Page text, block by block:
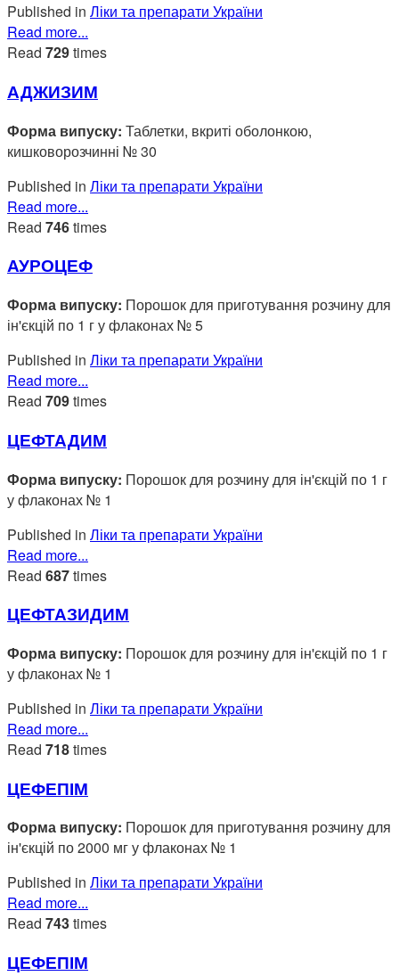
Published in Ліки та препарати України
Read more...
Read 729times
АДЖИЗИМ
Форма випуску: Таблетки, вкриті оболонкою,
кишковорозчинні № 30
Published in Ліки та препарати України
Read more...
Read 746times
АУРОЦЕФ
Форма випуску: Порошок для приготування розчину для
ін'єкцій по 1 г у флаконах № 5
Published in Ліки та препарати України
Read more...
Read 709times
ЦЕФТАДИМ
Форма випуску: Порошок для розчину для ін'єкцій по 1 г
у флаконах № 1
Published in Ліки та препарати України
Read more...
Read 687times
ЦЕФТАЗИДИМ
Форма випуску: Порошок для розчину для ін'єкцій по 1 г
у флаконах № 1
Published in Ліки та препарати України
Read more...
Read 718times
ЦЕФЕПІМ
Форма випуску: Порошок для приготування розчину для
ін'єкцій по 2000 мг у флаконах № 1
Published in Ліки та препарати України
Read more...
Read 743times
ЦЕФЕПІМ